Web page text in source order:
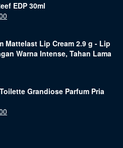
EDP 30ml
Mattelast Lip Cream 2.9 g - Lip
Warna Intense, Tahan Lama
Grandiose Parfum Pria